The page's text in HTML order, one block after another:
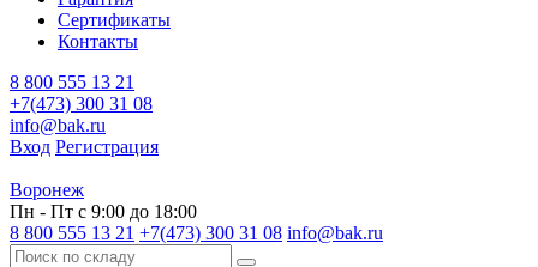
Сертификаты
Контакты
8 800 555 13 21
+7(473) 300 31 08
info@bak.ru
Вход Регистрация
Воронеж
Пн - Пт с 9:00 до 18:00
8 800 555 13 21 +7(473) 300 31 08 info@bak.ru